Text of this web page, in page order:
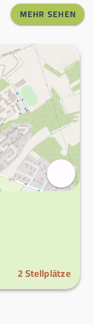
MEHR SEHEN
2Stellplätze